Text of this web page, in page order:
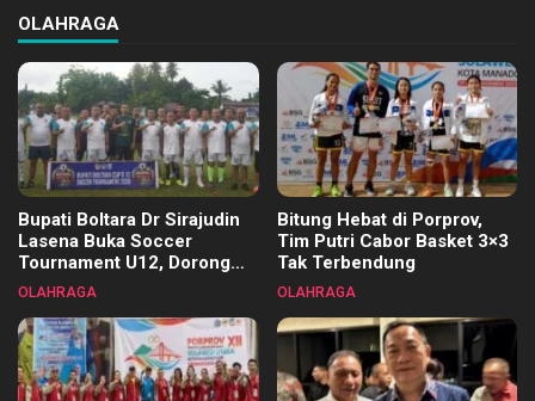
OLAHRAGA
Bupati Boltara Dr Sirajudin
Lasena Buka Soccer
Tournament U12, Dorong
Pembinaan Merata di Setiap
OLAHRAGA
Bitung Hebat di Porprov,
Tim Putri Cabor Basket 3×3
Tak Terbendung
OLAHRAGA